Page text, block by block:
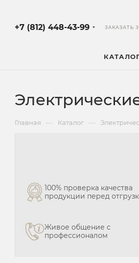
+7 (812) 448-43-99 ЗАКАЗАТЬ
Главная — Каталог —
100% проверка качества
продукции перед
Живое общение с
профессионалом